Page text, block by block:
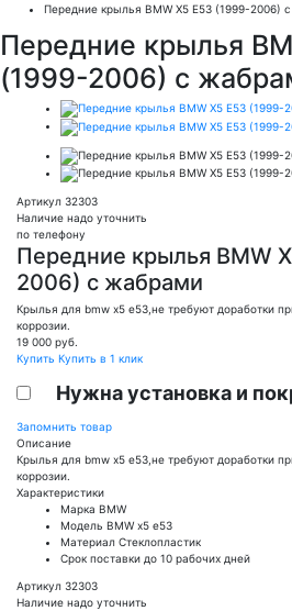
Передние крылья BMW X5 E53 (1999-2006)
Передние крылья
(1999-2006) с
Артикул 32303
Наличие надо уточнить
по телефону
Передние крылья BMW
2006) с жабрами
Крылья для bmw x5 е53,не требуют доработки
коррозии.
19 000 руб.
Купить Купить в 1 клик
Нужна установка и
Запомнить товар
Описание
Крылья для bmw x5 е53,не требуют доработки
коррозии.
Характеристики
Марка BMW
Модель BMW x5 e53
Материал Стеклопластик
Срок поставки до 10 рабочих дней
Артикул 32303
Наличие надо уточнить